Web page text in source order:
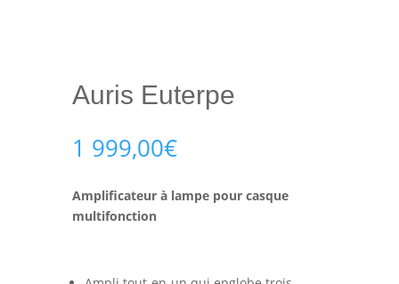
Auris Euterpe
1 999,00€
Amplificateur à lampe pour casque
multifonction